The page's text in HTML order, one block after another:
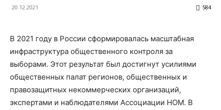
20.12.2021 584
В 2021 году в России сформировалась масштабная
инфраструктура общественного контроля за
выборами. Этот результат был достигнут усилиями
общественных палат регионов, общественных и
правозащитных некоммерческих организаций,
экспертами и наблюдателями Ассоциации НОМ. В